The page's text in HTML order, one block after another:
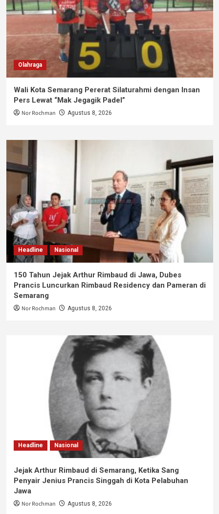
Olahraga
Wali Kota Semarang Pererat Silaturahmi dengan Insan
Pers Lewat “Mak Jegagik Padel”
Nor Rochman Agustus 8, 2026
Headline Nasional
150 Tahun Jejak Arthur Rimbaud di Jawa, Dubes
Prancis Luncurkan Rimbaud Residency dan Pameran di
Semarang
Nor Rochman Agustus 8, 2026
Headline Nasional
Jejak Arthur Rimbaud di Semarang, Ketika Sang
Penyair Jenius Prancis Singgah di Kota Pelabuhan
Jawa
Nor Rochman Agustus 8, 2026